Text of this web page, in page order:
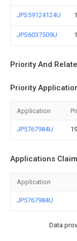
JPS59124124U
JPS6037509U
Priority And
Priority
Application
JP5767984U
Applications
Application
JP5767984U
Data